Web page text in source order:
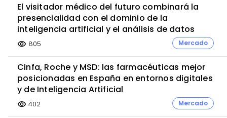
El visitador médico del futuro combinará la
presencialidad con el dominio de la
inteligencia artificial y el análisis de datos
visibility 805 Mercado
Cinfa, Roche y MSD: las farmacéuticas mejor
posicionadas en España en entornos digitales
y de Inteligencia Artificial
visibility 402 Mercado